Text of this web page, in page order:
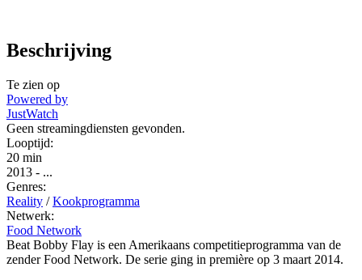
Beschrijving
Te zien op
Powered by
JustWatch
Geen streamingdiensten gevonden.
Looptijd:
20 min
2013 - ...
Genres:
Reality / Kookprogramma
Netwerk:
Food Network
Beat Bobby Flay is een Amerikaans competitieprogramma van de
zender Food Network. De serie ging in première op 3 maart 2014.